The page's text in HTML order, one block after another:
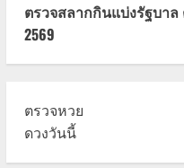
ตรวจสลากกินแบ่งรัฐบา
2569
ตรวจหวย
ดวงวันนี้